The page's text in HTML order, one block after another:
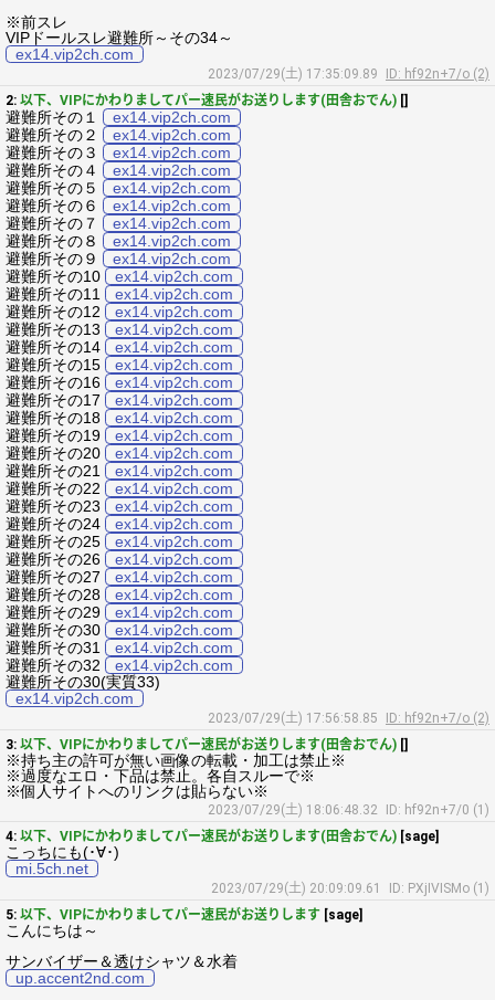
※前スレ
VIPドールスレ避難所～その34～
ex14.vip2ch.com
2023/07/29(土) 17:35:09.89
ID: hf92n+7/o (2)
2: 以下、VIPにかわりましてパー速民がお送りします(田舎おでん) []
避難所その１
ex14.vip2ch.com
避難所その２
ex14.vip2ch.com
避難所その３
ex14.vip2ch.com
避難所その４
ex14.vip2ch.com
避難所その５
ex14.vip2ch.com
避難所その６
ex14.vip2ch.com
避難所その７
ex14.vip2ch.com
避難所その８
ex14.vip2ch.com
避難所その９
ex14.vip2ch.com
避難所その10
ex14.vip2ch.com
避難所その11
ex14.vip2ch.com
避難所その12
ex14.vip2ch.com
避難所その13
ex14.vip2ch.com
避難所その14
ex14.vip2ch.com
避難所その15
ex14.vip2ch.com
避難所その16
ex14.vip2ch.com
避難所その17
ex14.vip2ch.com
避難所その18
ex14.vip2ch.com
避難所その19
ex14.vip2ch.com
避難所その20
ex14.vip2ch.com
避難所その21
ex14.vip2ch.com
避難所その22
ex14.vip2ch.com
避難所その23
ex14.vip2ch.com
避難所その24
ex14.vip2ch.com
避難所その25
ex14.vip2ch.com
避難所その26
ex14.vip2ch.com
避難所その27
ex14.vip2ch.com
避難所その28
ex14.vip2ch.com
避難所その29
ex14.vip2ch.com
避難所その30
ex14.vip2ch.com
避難所その31
ex14.vip2ch.com
避難所その32
ex14.vip2ch.com
避難所その30(実質33)
ex14.vip2ch.com
2023/07/29(土) 17:56:58.85
ID: hf92n+7/o (2)
3: 以下、VIPにかわりましてパー速民がお送りします(田舎おでん) []
※持ち主の許可が無い画像の転載・加工は禁止※
※過度なエロ・下品は禁止。各自スルーで※
※個人サイトへのリンクは貼らない※
2023/07/29(土) 18:06:48.32
ID: hf92n+7/0 (1)
4: 以下、VIPにかわりましてパー速民がお送りします(田舎おでん) [sage]
こっちにも(･∀･)
mi.5ch.net
2023/07/29(土) 20:09:09.61
ID: PXjIVISMo (1)
5: 以下、VIPにかわりましてパー速民がお送りします [sage]
こんにちは～
サンバイザー＆透けシャツ＆水着
up.accent2nd.com